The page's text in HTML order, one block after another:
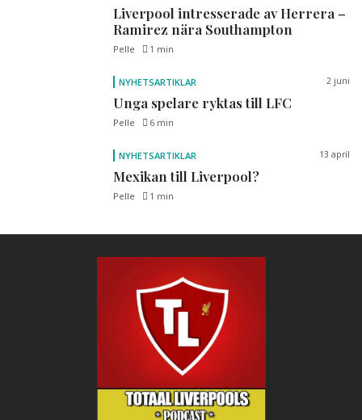
Liverpool intresserade av Herrera –
Ramirez nära Southampton
Pelle 1 min
NYHETSARTIKLAR 2 juni
Unga spelare ryktas till LFC
Pelle 6 min
NYHETSARTIKLAR 13 april
Mexikan till Liverpool?
Pelle 1 min